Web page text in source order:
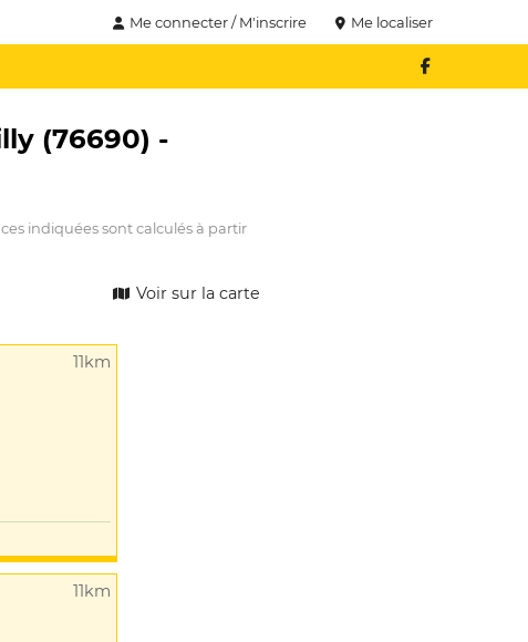
Me connecter / M'inscrire Me localiser
(76690) -
indiquées sont calculés à partir
Voir sur la carte
11km
11km